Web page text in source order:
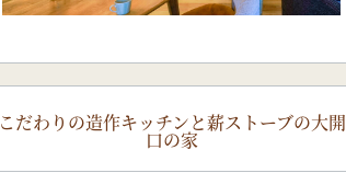
こだわりの造作キッチンと薪ストーブの大開
口の家